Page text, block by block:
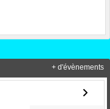
+ d'évènements